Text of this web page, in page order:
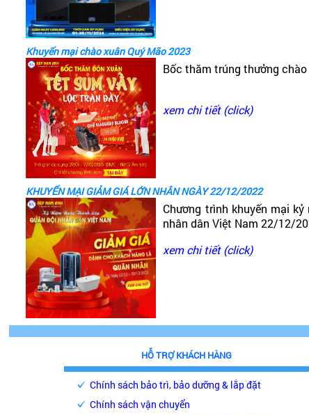
Khuyến mại chào xuân Quý Mão 2023
Bốc thăm trúng thưởng
xem chi tiết (click)
KHUYẾN MẠI GIẢM GIÁ LỚN NHÂN NGÀY 22/12/2022
Chương trình khuyến mại
nhân dân Việt Nam 22/12/
xem chi tiết (click)
HỖ TRỢ KHÁCH HÀNG
Chính sách bảo trì, bảo dưỡng & lắp đặt
Chính sách vận chuyển